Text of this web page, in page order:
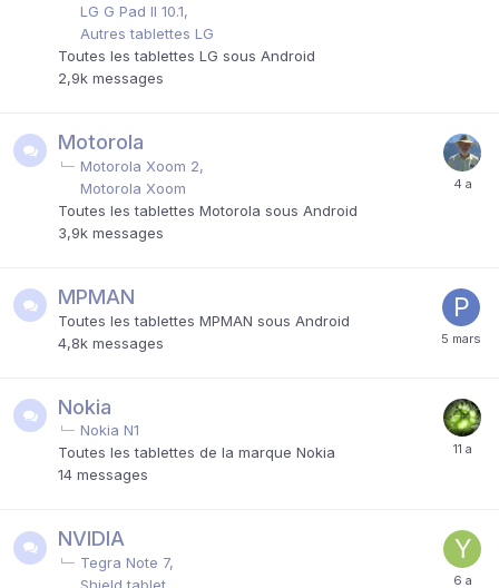
LG G Pad II 10.1
Autres tablettes LG
Toutes les tablettes LG sous Android
2,9k messages
Motorola
Motorola Xoom 2
Motorola Xoom
Toutes les tablettes Motorola sous Android
3,9k messages
MPMAN
Toutes les tablettes MPMAN sous Android
4,8k messages
Nokia
Nokia N1
Toutes les tablettes de la marque Nokia
14 messages
NVIDIA
Tegra Note 7